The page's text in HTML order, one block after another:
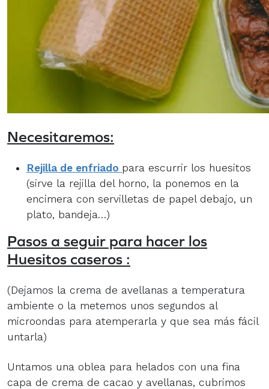
Necesitaremos:
Rejilla de enfriado para escurrir los huesitos
(sirve la rejilla del horno, la ponemos en la
encimera con servilletas de papel debajo, un
plato, bandeja…)
Pasos a seguir para hacer los
Huesitos caseros :
(Dejamos la crema de avellanas a temperatura
ambiente o la metemos unos segundos al
microondas para atemperarla y que sea más fácil
untarla)
Untamos una oblea para helados con una fina
capa de crema de cacao y avellanas, cubrimos